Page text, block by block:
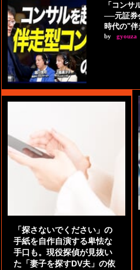
「コンサ
──元証券
時代の"
by gyouza
「探さないでください」の
手紙を自作自演する卑怯な
手口も。現役探偵が見抜い
た「妻子を探すDV夫」の依